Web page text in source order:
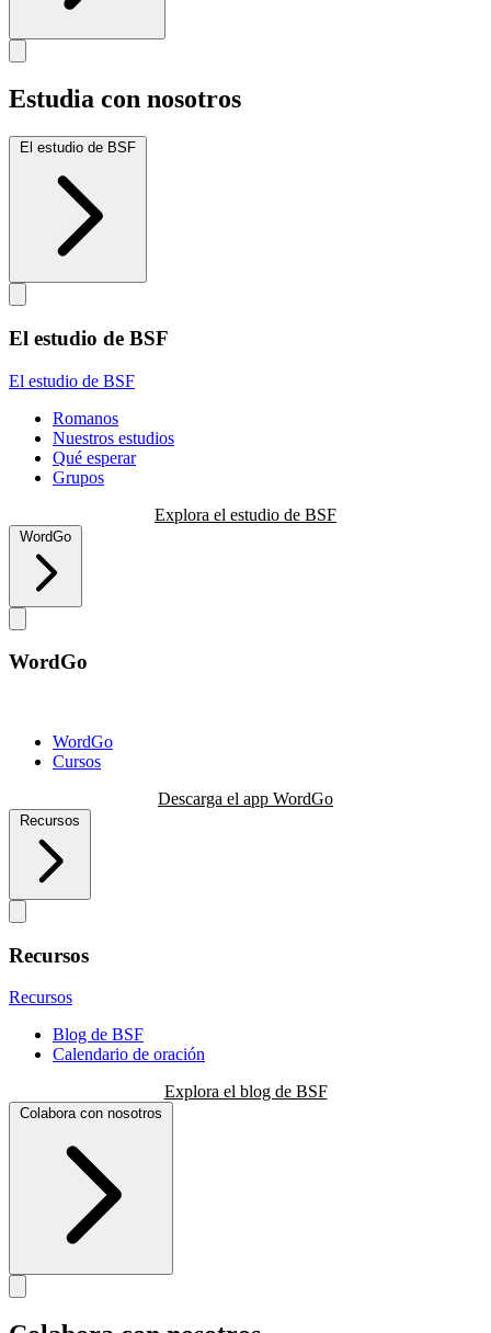
Estudia con nosotros
El estudio de BSF
El estudio de BSF
El estudio de BSF
Romanos
Nuestros estudios
Qué esperar
Grupos
Explora el estudio de BSF
WordGo
WordGo
WordGo
Cursos
Descarga el app WordGo
Recursos
Recursos
Recursos
Blog de BSF
Calendario de oración
Explora el blog de BSF
Colabora con nosotros